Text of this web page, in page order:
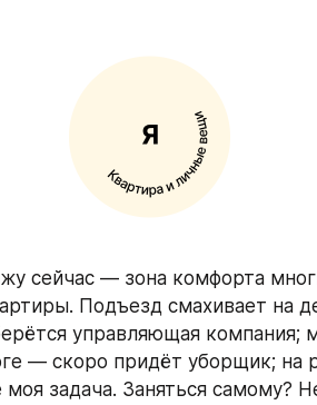
сейчас — зона комфорта
Подъезд смахивает на
управляющая компания;
— скоро придёт уборщик; на
задача. Заняться самому?